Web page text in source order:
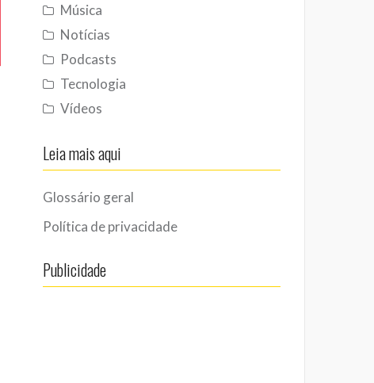
Música
Notícias
Podcasts
Tecnologia
Vídeos
Leia mais aqui
Glossário geral
Política de privacidade
Publicidade